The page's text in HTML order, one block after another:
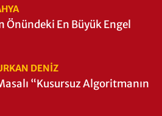
Önündeki En Büyük Engel
DENİZ
“Kusursuz Algoritmanın